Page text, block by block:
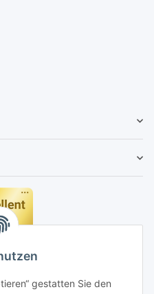
gestatten Sie den